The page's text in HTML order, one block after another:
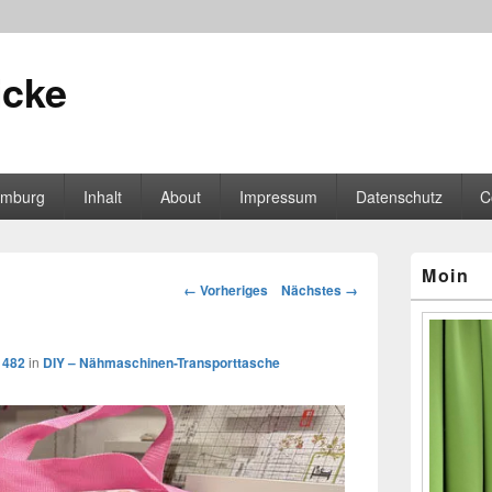
Inhalt About Impressum Datenschutz
Bilder-
← Vorheriges Nächstes →
in DIY – Nähmaschinen-Transporttasche
Seitenleisten-
Moin